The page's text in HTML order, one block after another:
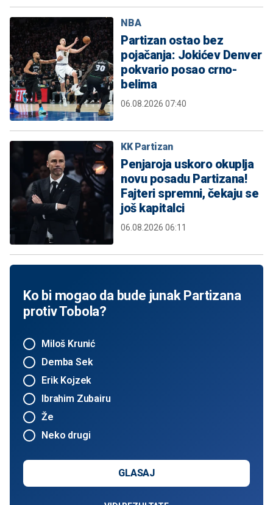
NBA
Partizan ostao bez
pojačanja: Jokićev Denver
pokvario posao crno-
belima
06.08.2026 07:40
KK Partizan
Penjaroja uskoro okuplja
novu posadu Partizana!
Fajteri spremni, čekaju se
još kapitalci
06.08.2026 06:11
Ko bi mogao da bude junak Partizana
protiv Tobola?
Miloš Krunić
Demba Sek
Erik Kojzek
Ibrahim Zubairu
Že
Neko drugi
GLASAJ